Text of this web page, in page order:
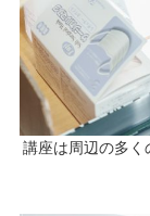
講座は周辺の多く